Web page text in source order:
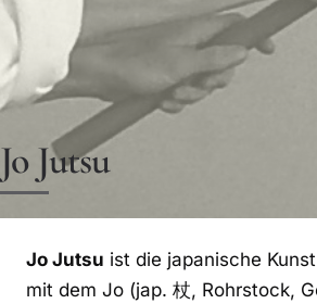
Jo Jutsu
Jo Jutsu ist die japanische
mit dem Jo (jap. 杖, Rohrstock,